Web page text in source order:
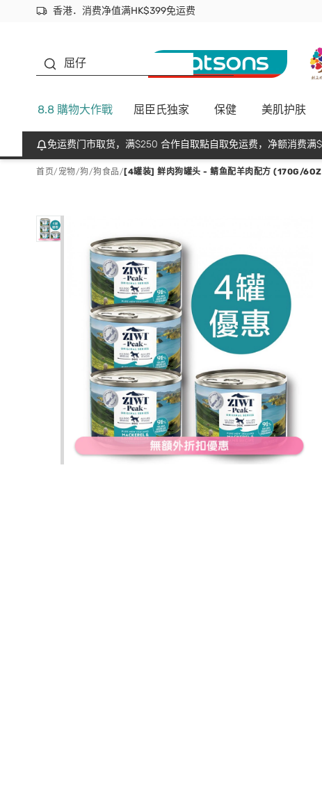
香港．消费净值满HK$399免运费
立即成为易赏钱会员尽享独家优惠
首次APP下单买满$450 输入 NEWAPP 即减$50
屈仔
8.8 購物大作戰 屈臣氏独家 保健 美肌护肤
免运费门市取货，满$250 合作自取點自取免运费，净额消费满
首页/ 宠物/狗/狗食品/ [4罐装] 鲜肉狗罐头 - 鲭鱼配羊肉配方 (170G/